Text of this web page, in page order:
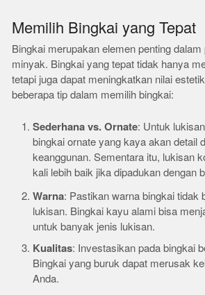
Memilih Bingkai yang Tepat
Bingkai merupakan elemen penting
minyak. Bingkai yang tepat tidak hanya
tetapi juga dapat meningkatkan nilai
beberapa tip dalam memilih bingkai:
Sederhana vs. Ornate: Untuk
bingkai ornate yang kaya akan detail
keanggunan. Sementara itu, lukisan
kali lebih baik jika dipadukan dengan
Warna: Pastikan warna bingkai tidak
lukisan. Bingkai kayu alami bisa
untuk banyak jenis lukisan.
Kualitas: Investasikan pada bingkai
Bingkai yang buruk dapat merusak
Anda.